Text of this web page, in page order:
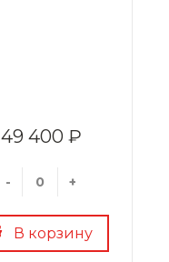
49 400 ₽
- +
В корзину